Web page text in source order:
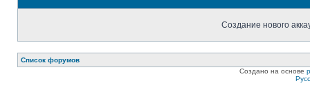
Создание нового
Список форумов
Создано на основе